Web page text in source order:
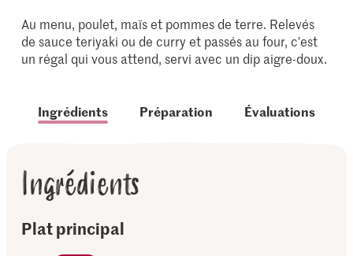
Au menu, poulet, maïs et pommes de terre. Relevés
de sauce teriyaki ou de curry et passés au four, c'est
un régal qui vous attend, servi avec un dip aigre-doux.
Ingrédients Préparation Évaluations
Ingrédients
Plat principal